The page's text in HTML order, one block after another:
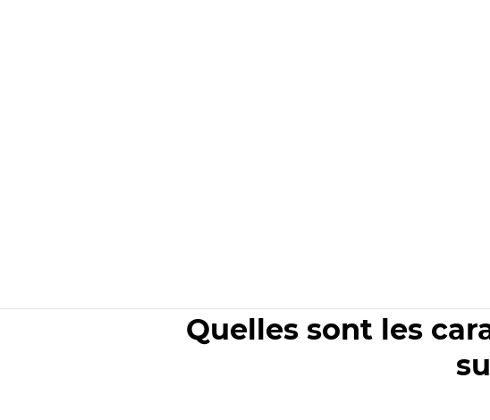
Quelles sont les